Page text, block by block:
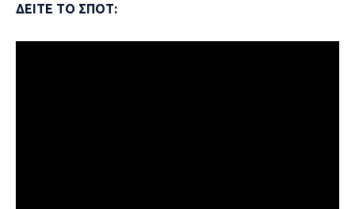
ΔΕΙΤΕ ΤΟ ΣΠΟΤ: